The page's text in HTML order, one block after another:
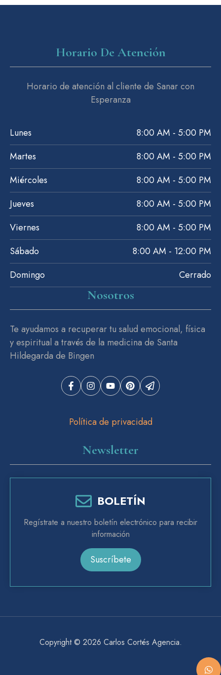
Nosotros
Te ayudamos a recuperar tu salud emocional, física
y espiritual a través de la medicina de Santa
Hildegarda de Bingen
Política de privacidad
Horario De Atención
Horario de atención al cliente de Sanar con
Esperanza
Lunes
8:00 AM - 5:00 PM
Martes
8:00 AM - 5:00 PM
Miércoles
8:00 AM - 5:00 PM
Jueves
8:00 AM - 5:00 PM
Viernes
8:00 AM - 5:00 PM
Sábado
8:00 AM - 12:00 PM
Domingo
Cerrado
Newsletter
BOLETÍN
Regístrate a nuestro boletín electrónico para recibir
información
Suscríbete
Copyright © 2026 Carlos Cortés Agencia.